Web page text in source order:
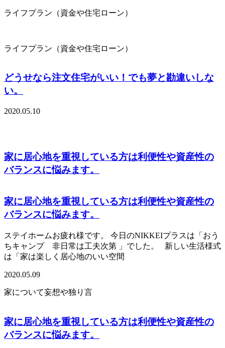
ライフプラン（資金や住宅ローン）
ライフプラン（資金や住宅ローン）
どうせなら注文住宅がいい！でも夢と勘違いしな
い。
2020.05.10
家に居心地を重視している方は利便性や資産性の
バランスに悩みます。
家に居心地を重視している方は利便性や資産性の
バランスに悩みます。
ステイホームお疲れ様です。 今日のNIKKEIプラスは「おう
ちキャンプ 非日常は工夫次第 」でした。 新しい生活様式
は「家は楽しく居心地のいい空間
2020.05.09
家について妄想や独り言
家に居心地を重視している方は利便性や資産性の
バランスに悩みます。